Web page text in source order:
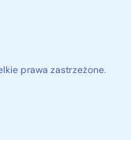
prawa zastrzeżone.